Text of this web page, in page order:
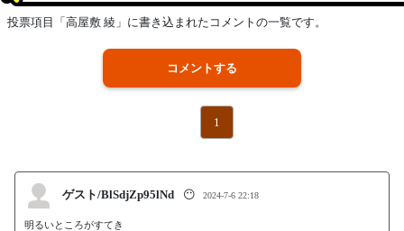
投票項目「高屋敷 綾」に書き込まれたコメントの一覧です。
コメントする
1
ゲスト/BlSdjZp95lNd 😶 2024-7-6 22:18
明るいところがすてき